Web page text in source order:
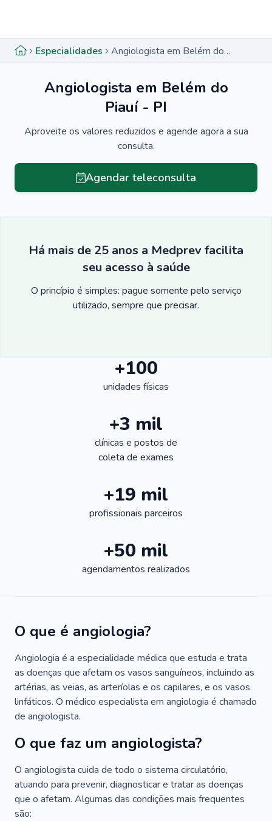
Especialidades Angiologista em Belém do Piauí - PI
Angiologista em Belém do
Piauí - PI
Aproveite os valores reduzidos e agende agora a sua
consulta.
Agendar teleconsulta
Há mais de 25 anos a Medprev facilita
seu acesso à saúde
O princípio é simples: pague somente pelo serviço
utilizado, sempre que precisar.
+100
unidades físicas
+3 mil
clínicas e postos de
coleta de exames
+19 mil
profissionais parceiros
+50 mil
agendamentos realizados
O que é angiologia?
Angiologia é a especialidade médica que estuda e trata
as doenças que afetam os vasos sanguíneos, incluindo as
artérias, as veias, as arteríolas e os capilares, e os vasos
linfáticos. O médico especialista em angiologia é chamado
de angiologista.
O que faz um angiologista?
O angiologista cuida de todo o sistema circulatório,
atuando para prevenir, diagnosticar e tratar as doenças
que o afetam. Algumas das condições mais frequentes
são: